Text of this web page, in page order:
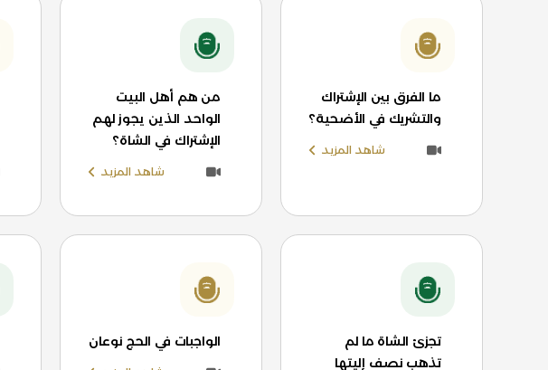
ما الفرق بين الإشتراك
والتشريك في الأضحية؟
شاهد المزيد
من هم أهل البيت
الواحد الذين يجوز لهم
الإشتراك في الشاة؟
شاهد المزيد
تجزئ الشاة ما لم
تذهب نصف إليتها
الواجبات في الحج نوعان